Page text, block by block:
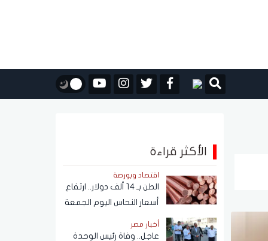
الأكثر قراءة
اقتصاد وبورصة
الطن بـ 14 ألف دولار.. ارتفاع
أسعار النحاس اليوم الجمعة
7 أغسطس 2026
أخبار مصر
عاجل.. وفاة رئيس الوحدة